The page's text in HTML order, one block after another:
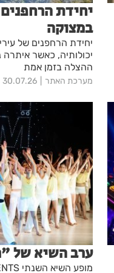
יחידת
במצוקה
יחידת הרחפנים של
יכולותיה, כאשר איתרה
ההצלה בזמן אמת
מערכת האתר 30.07.26
ערב השיא של